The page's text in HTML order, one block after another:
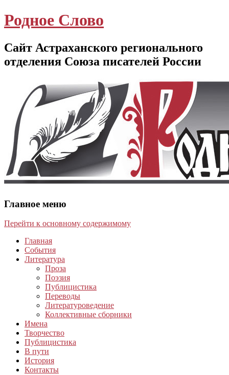
Родное Слово
Сайт Астраханского регионального
отделения Союза писателей России
Главное меню
Перейти к основному содержимому
Главная
События
Литература
Проза
Поэзия
Публицистика
Переводы
Литературоведение
Коллективные сборники
Имена
Творчество
Публицистика
В пути
История
Контакты